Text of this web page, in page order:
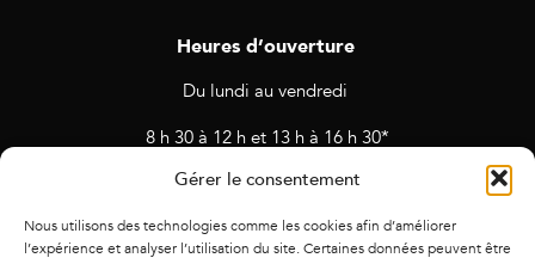
Gérer le consentement
Nous utilisons des technologies comme les cookies afin d’améliorer
l’expérience et analyser l’utilisation du site. Certaines données peuvent être
Heures d’ouverture
Du lundi au vendredi
8 h 30 à 12 h et 13 h à 16 h 30*
* Horaires sujets à changement en cas de rendez-vous et